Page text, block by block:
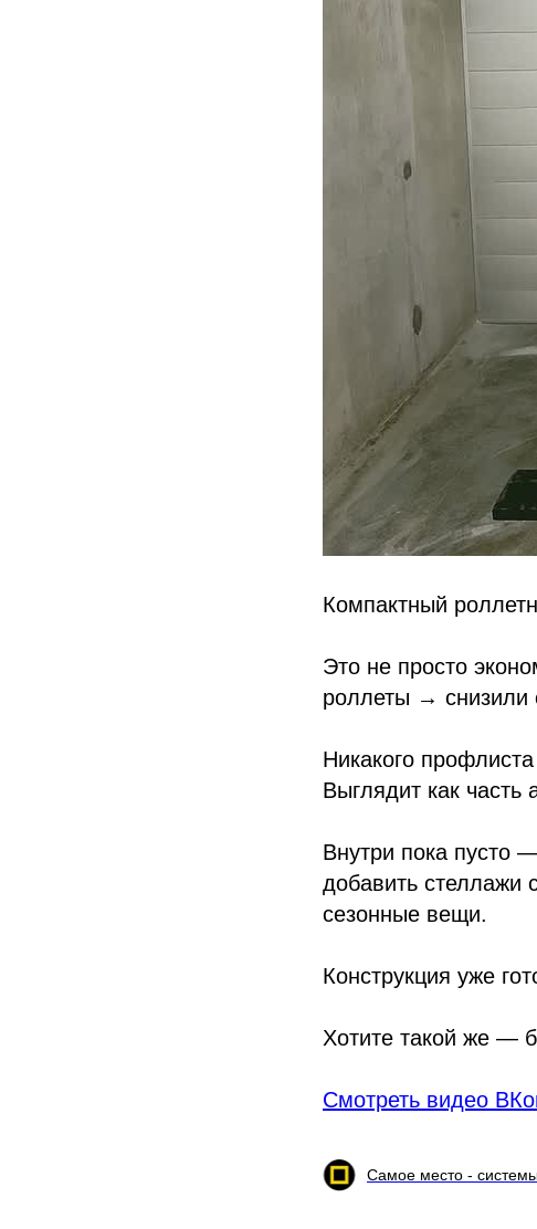
Компактный
Это не просто
роллеты → снизили
Никакого
Выглядит как часть
Внутри пока пусто
добавить
сезонные вещи.
Конструкция уже
Хотите такой же —
Смотреть видео
Самое место -